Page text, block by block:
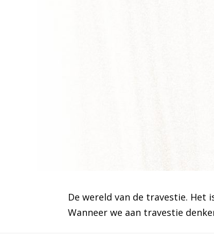
De wereld van de travestie. Het
Wanneer we aan travestie